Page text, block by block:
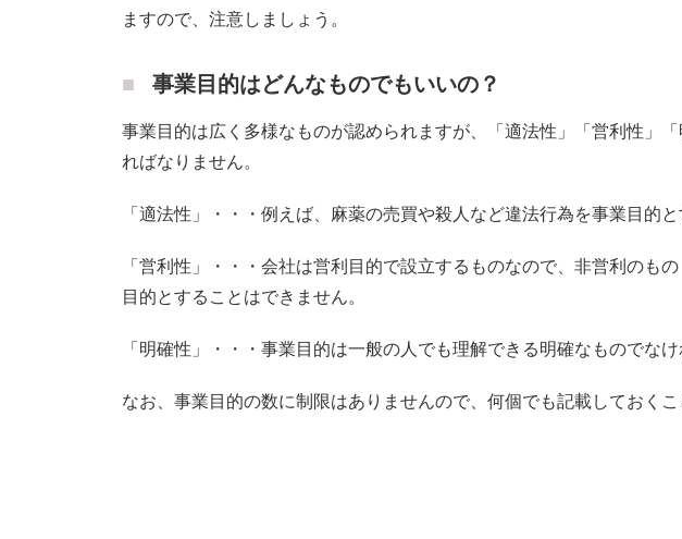
ますので、注意しましょう。
事業目的はどんなものでもいいの？
事業目的は広く多様なものが認められますが、「適法性」「営利性」
ればなりません。
「適法性」・・・例えば、麻薬の売買や殺人など違法行為を事業目的と
「営利性」・・・会社は営利目的で設立するものなので、非営利のも
目的とすることはできません。
「明確性」・・・事業目的は一般の人でも理解できる明確なものでなけ
なお、事業目的の数に制限はありませんので、何個でも記載しておくこ